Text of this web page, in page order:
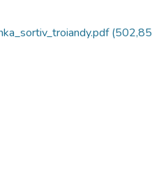
(502,85